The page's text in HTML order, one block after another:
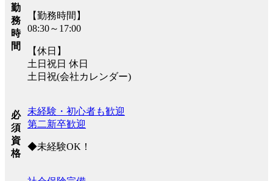
勤
務
時
間
【勤務時間】
08:30～17:00
【休日】
土日祝日 休日
土日祝(会社カレンダー)
必
須
資
格
未経験・初心者も歓迎
第二新卒歓迎
◆未経験OK！